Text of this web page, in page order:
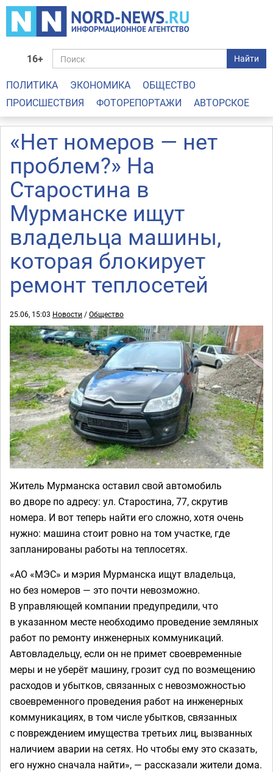
16+ Найти
ПОЛИТИКА ЭКОНОМИКА
ОБЩЕСТВО
ПРОИСШЕСТВИЯ
ФОТОРЕПОРТАЖИ АВТОРСКОЕ
«Нет номеров — нет
проблем?» На
Старостина в
Мурманске ищут
владельца машины,
которая блокирует
ремонт теплосетей
25.06, 15:03 Новости /Общество
Житель Мурманска оставил свой автомобиль
во дворе по адресу: ул. Старостина, 77, скрутив
номера. И вот теперь найти его сложно, хотя очень
нужно: машина стоит ровно на том участке, где
запланированы работы на теплосетях.
«АО «МЭС» и мэрия Мурманска ищут владельца,
но без номеров — это почти невозможно.
В управляющей компании предупредили, что
в указанном месте необходимо проведение земляных
работ по ремонту инженерных коммуникаций.
Автовладельцу, если он не примет своевременные
меры и не уберёт машину, грозит суд по возмещению
расходов и убытков, связанных с невозможностью
своевременного проведения работ на инженерных
коммуникациях, в том числе убытков, связанных
с повреждением имущества третьих лиц, вызванных
наличием аварии на сетях. Но чтобы ему это сказать,
его нужно сначала найти», — рассказали жители дома.